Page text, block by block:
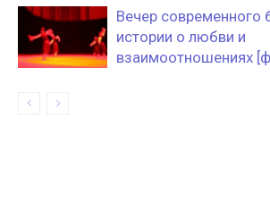
Вечер современного
истории о любви и
взаимоотношениях